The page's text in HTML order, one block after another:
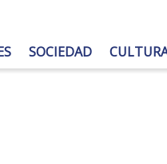
SOCIEDAD